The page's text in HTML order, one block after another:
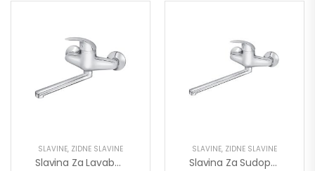
SLAVINE, ZIDNE SLAVINE
Slavina Za Lavabo-Sudoperu King 150mm J321015
SLAVINE, ZIDNE SLAVINE
Slavina Za Sudoperu King 300mm J321030